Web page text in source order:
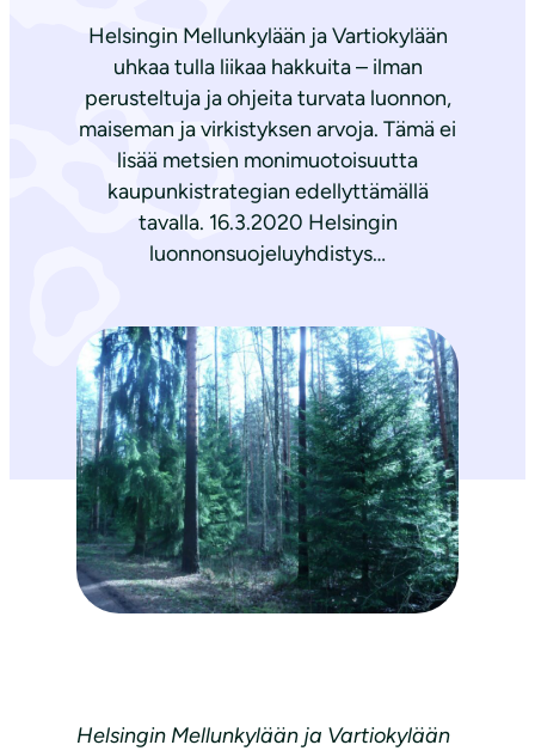
Helsingin Mellunkylään ja Vartiokylään
uhkaa tulla liikaa hakkuita – ilman
perusteltuja ja ohjeita turvata luonnon,
maiseman ja virkistyksen arvoja. Tämä ei
lisää metsien monimuotoisuutta
kaupunkistrategian edellyttämällä
tavalla. 16.3.2020 Helsingin
luonnonsuojeluyhdistys…
Helsingin Mellunkylään ja Vartiokylään